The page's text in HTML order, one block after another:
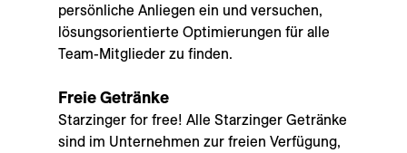
persönliche Anliegen ein und versuchen,
lösungsorientierte Optimierungen für alle
Team-Mitglieder zu finden.
Freie Getränke
Starzinger for free! Alle Starzinger Getränke
sind im Unternehmen zur freien Verfügung,